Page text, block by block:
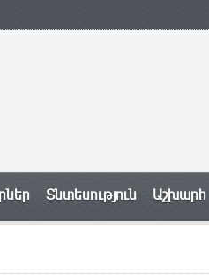
Տնտեսություն Աշխարհ